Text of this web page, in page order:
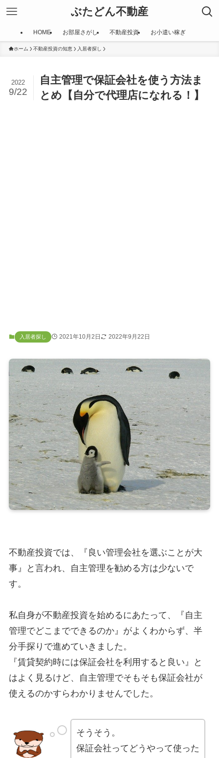
ぶたどん不動産
HOME お部屋さがし 不動産投資 お小遣い稼ぎ
ホーム 不動産投資の知恵 入居者探し
自主管理で保証会社を使う方法ま
とめ【自分で代理店になれる！】
2022
9/22
入居者探し 2021年10月2日 2022年9月22日
不動産投資では、『良い管理会社を選ぶことが大
事』と言われ、自主管理を勧める方は少ないで
す。
私自身が不動産投資を始めるにあたって、『自主
管理でどこまでできるのか』がよくわからず、半
分手探りで進めていきました。
『賃貸契約時には保証会社を利用すると良い』と
はよく見るけど、自主管理でそもそも保証会社が
使えるのかすらわかりませんでした。
そうそう。
保証会社ってどうやって使った